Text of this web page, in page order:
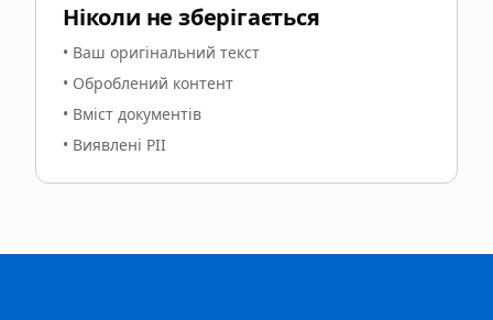
Ніколи не зберігається
• Ваш оригінальний текст
• Оброблений контент
• Вміст документів
• Виявлені PII